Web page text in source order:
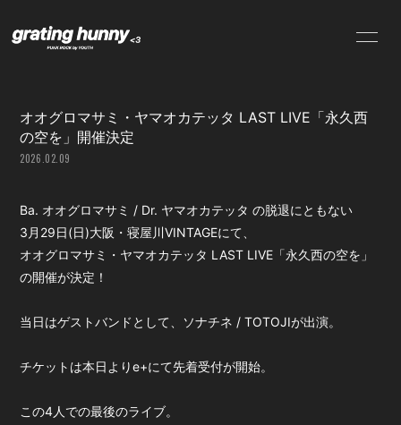
PROFILE
VIDEO
DISCOGRAPHY
オオグロマサミ・ヤマオカテッタ LAST LIVE「永久西
の空を」開催決定
2026.02.09
Ba. オオグロマサミ / Dr. ヤマオカテッタ の脱退にともない
3月29日(日)大阪・寝屋川VINTAGEにて、
オオグロマサミ・ヤマオカテッタ LAST LIVE「永久西の空を」
の開催が決定！
当日はゲストバンドとして、ソナチネ / TOTOJIが出演。
チケットは本日よりe+にて先着受付が開始。
この4人での最後のライブ。